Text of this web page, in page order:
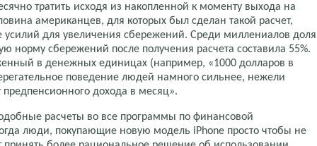
тратить исходя из накопленной к моменту выхода на
американцев, для которых был сделан такой расчет,
усилий для увеличения сбережений. Среди миллениалов доля
норму сбережений после получения расчета составила 55%.
в денежных единицах (например, «1000 долларов в
поведение людей намного сильнее, нежели
предпенсионного дохода в месяц».
расчеты во все программы по финансовой
люди, покупающие новую модель iPhone просто чтобы не